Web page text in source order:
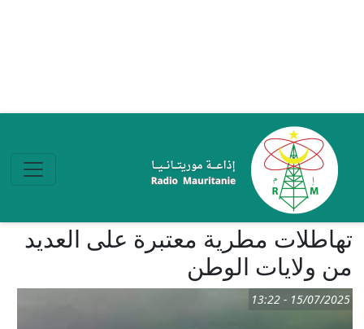
تھاطلات مطرية معتبرة على العديد
من ولايات الوطن
15/07/2025 - 13:22